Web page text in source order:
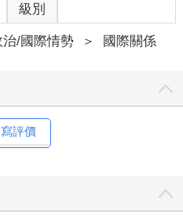
方連開四槍，當場擊斃。這兩
發全美國黑人的大規模串連示
為「黑人的生命也是命」的大
察身亡，七名警察重傷。
他們製造了這場達拉斯殺警慘
白人警察。基於以上理由，美
種族主義的「內戰」。這對向
諷刺。
級別
治/國際情勢 ＞ 國際關係
寫評價